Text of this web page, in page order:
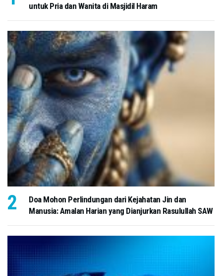
untuk Pria dan Wanita di Masjidil Haram
Doa Mohon Perlindungan dari Kejahatan Jin dan
Manusia: Amalan Harian yang Dianjurkan Rasulullah SAW